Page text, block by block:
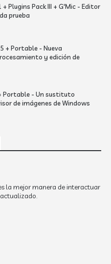
Plugins Pack III + G'Mic - Editor
prueba
+ Portable - Nueva
y edición de
Portable - Un sustituto
de imágenes de Windows
la mejor manera de interactuar